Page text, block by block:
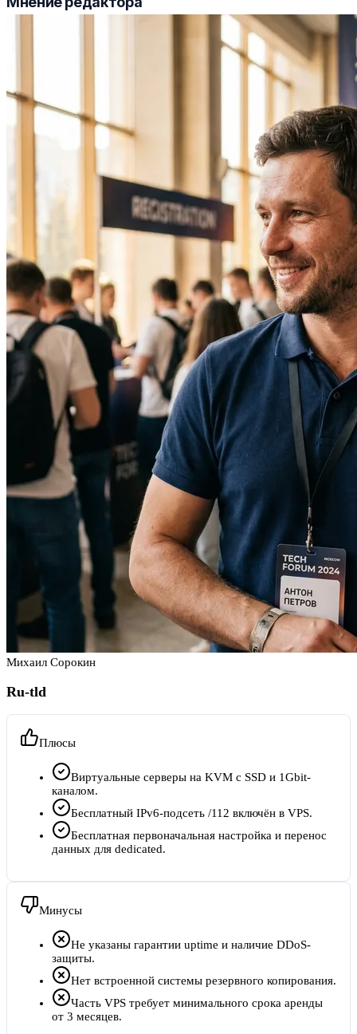
Михаил Сорокин
Ru-tld
Плюсы
Виртуальные серверы на KVM с SSD и 1Gbit-
каналом.
Бесплатный IPv6-подсеть /112 включён в VPS.
Бесплатная первоначальная настройка и перенос
данных для dedicated.
Минусы
Не указаны гарантии uptime и наличие DDoS-
защиты.
Нет встроенной системы резервного копирования.
Часть VPS требует минимального срока аренды
от 3 месяцев.